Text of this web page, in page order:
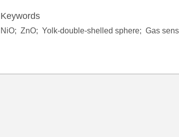
Keywords
NiO; ZnO; Yolk-double-shelled sphere; Gas